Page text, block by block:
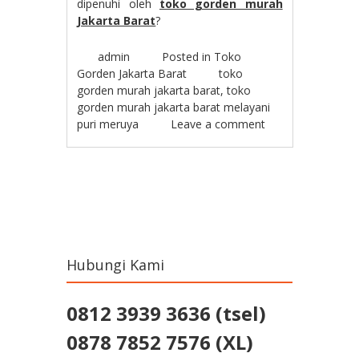
dipenuhi oleh toko gorden murah
Jakarta Barat?
admin Posted in Toko
Gorden Jakarta Barat
toko
gorden murah jakarta barat,toko
gorden murah jakarta barat melayani
puri meruya
Leave a comment
Hubungi Kami
0812 3939 3636 (tsel)
0878 7852 7576 (XL)